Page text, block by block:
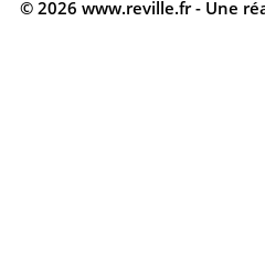
© 2026 www.reville.fr - Une